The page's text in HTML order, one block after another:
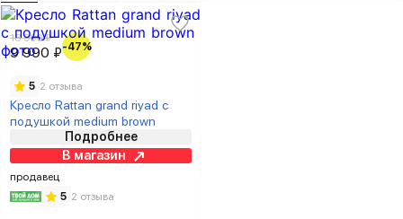
18 990 ₽
9 990 ₽-47%
5 2 отзыва
Кресло Rattan grand riyad с
подушкой medium brown
Подробнее
В магазин
продавец
5 2 отзыва